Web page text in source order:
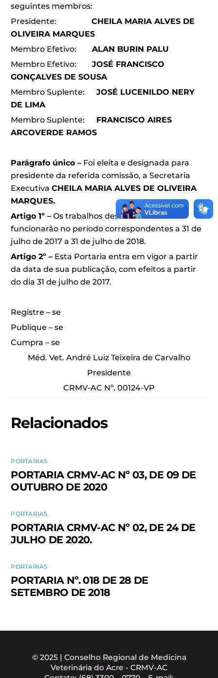
seguintes membros:
Presidente:CHEILA MARIA ALVES DE
OLIVEIRA MARQUES
Membro Efetivo:ALAN BURIN PALU
Membro Efetivo:JOSÉ FRANCISCO
GONÇALVES DE SOUSA
Membro Suplente:JOSÉ LUCENILDO NERY
DE LIMA
Membro Suplente: FRANCISCO AIRES
ARCOVERDE RAMOS
Parágrafo único – Foi eleita e designada para
presidente da referida comissão, a Secretaria
ExecutivaCHEILA MARIA ALVES DE OLIVEIRA
MARQUES.
Artigo 1º – Os trabalhos desta comissão
funcionarão no período correspondentes a 31 de
julho de 2017 a 31 de julho de 2018.
Artigo 2º – Esta Portaria entra em vigor a partir
da data de sua publicação, com efeitos a partir
do dia 31 de julho de 2017.
Registre – se
Publique – se
Cumpra – se
Méd. Vet. André Luiz Teixeira de Carvalho
Presidente
CRMV-AC Nº. 00124-VP
Relacionados
PORTARIAS
PORTARIA CRMV-AC Nº 03, DE 09 DE
OUTUBRO DE 2020
PORTARIAS
PORTARIA CRMV-AC Nº 02, DE 24 DE
JULHO DE 2020.
PORTARIAS
PORTARIA Nº. 018 DE 28 DE
SETEMBRO DE 2018
Back
To
© 2025 | Conselho Regional de Medicina
Veterinária do Acre - CRMV-AC